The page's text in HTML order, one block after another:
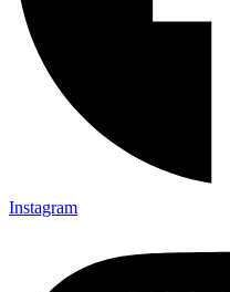
Instagram